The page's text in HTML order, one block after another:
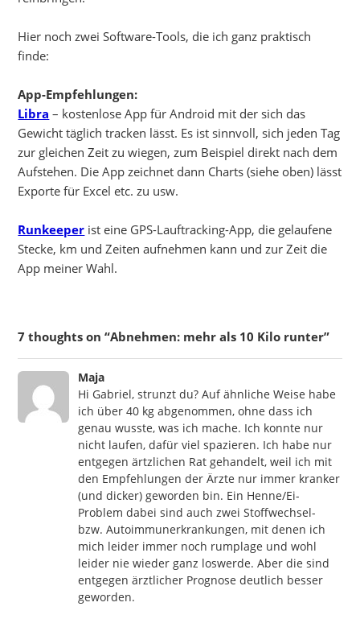
Hier noch zwei Software-Tools, die ich ganz praktisch
finde:
App-Empfehlungen:
Libra – kostenlose App für Android mit der sich das
Gewicht täglich tracken lässt. Es ist sinnvoll, sich jeden Tag
zur gleichen Zeit zu wiegen, zum Beispiel direkt nach dem
Aufstehen. Die App zeichnet dann Charts (siehe oben) lässt
Exporte für Excel etc. zu usw.
Runkeeper ist eine GPS-Lauftracking-App, die gelaufene
Stecke, km und Zeiten aufnehmen kann und zur Zeit die
App meiner Wahl.
7 thoughts on “Abnehmen: mehr als 10 Kilo runter”
Maja
Hi Gabriel, strunzt du? Auf ähnliche Weise habe
ich über 40 kg abgenommen, ohne dass ich
genau wusste, was ich mache. Ich konnte nur
nicht laufen, dafür viel spazieren. Ich habe nur
entgegen ärtzlichen Rat gehandelt, weil ich mit
den Empfehlungen der Ärzte nur immer kranker
(und dicker) geworden bin. Ein Henne/Ei-
Problem dabei sind auch zwei Stoffwechsel-
bzw. Autoimmunerkrankungen, mit denen ich
mich leider immer noch rumplage und wohl
leider nie wieder ganz loswerde. Aber die sind
entgegen ärztlicher Prognose deutlich besser
geworden.